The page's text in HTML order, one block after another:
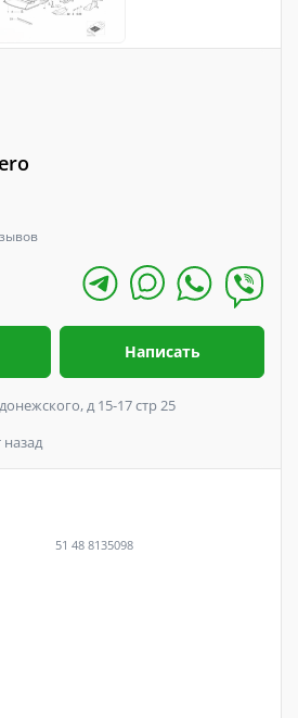
Написать
д 15-17 стр 25
назад
51 48 8135098